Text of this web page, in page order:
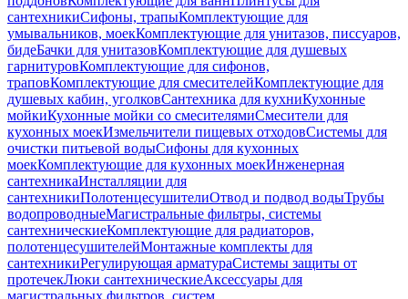
сантехникиСифоны, трапыКомплектующие для
умывальников, моекКомплектующие для унитазов, писсуаров,
бидеБачки для унитазовКомплектующие для душевых
гарнитуровКомплектующие для сифонов,
траповКомплектующие для смесителейКомплектующие для
душевых кабин, уголковСантехника для кухниКухонные
мойкиКухонные мойки со смесителямиСмесители для
кухонных моекИзмельчители пищевых отходовСистемы для
очистки питьевой водыСифоны для кухонных
моекКомплектующие для кухонных моекИнженерная
сантехникаИнсталляции для
сантехникиПолотенцесушителиОтвод и подвод водыТрубы
водопроводныеМагистральные фильтры, системы
сантехническиеКомплектующие для радиаторов,
полотенцесушителейМонтажные комплекты для
сантехникиРегулирующая арматураСистемы защиты от
протечекЛюки сантехническиеАксессуары для
магистральных фильтров, систем